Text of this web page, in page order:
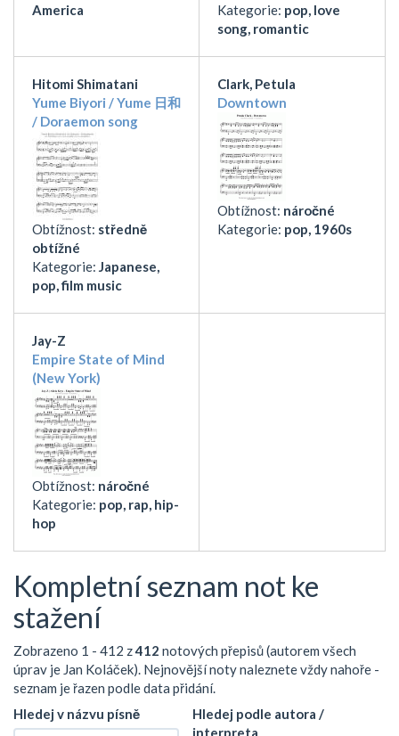
America
Kategorie: pop, love
song, romantic
Hitomi Shimatani
Yume Biyori / Yume 日和
/ Doraemon song
Obtížnost: středně
obtížné
Kategorie: Japanese,
pop, film music
Clark, Petula
Downtown
Obtížnost: náročné
Kategorie: pop, 1960s
Jay-Z
Empire State of Mind
(New York)
Obtížnost: náročné
Kategorie: pop, rap, hip-
hop
Kompletní seznam not ke
stažení
Zobrazeno 1 - 412 z412 notových přepisů (autorem všech
úprav je Jan Koláček). Nejnovější noty naleznete vždy nahoře -
seznam je řazen podle data přidání.
Hledej v názvu písně
Hledej podle autora /
interpreta